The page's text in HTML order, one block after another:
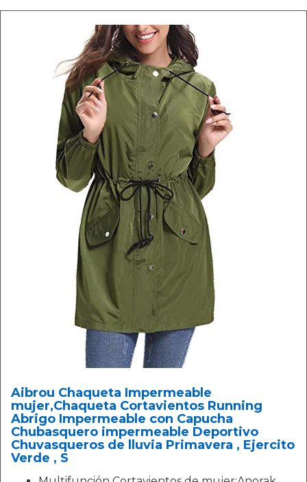
Aibrou Chaqueta Impermeable
mujer,Chaqueta Cortavientos Running
Abrigo Impermeable con Capucha
Chubasquero impermeable Deportivo
Chuvasqueros de lluvia Primavera , Ejercito
Verde , S